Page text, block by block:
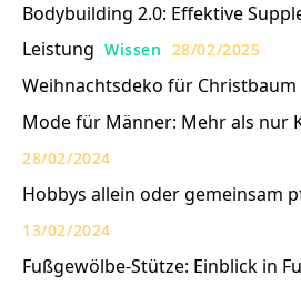
Bodybuilding 2.0: Effektive
Leistung Wissen 28/02/2025
Weihnachtsdeko für Christbaum
Mode für Männer: Mehr als nur
28/02/2024
Hobbys allein oder gemeinsam
13/02/2024
Fußgewölbe-Stütze: Einblick in